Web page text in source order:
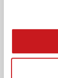
rebum.
sanctus est
ipsum
sed diam
et dolore